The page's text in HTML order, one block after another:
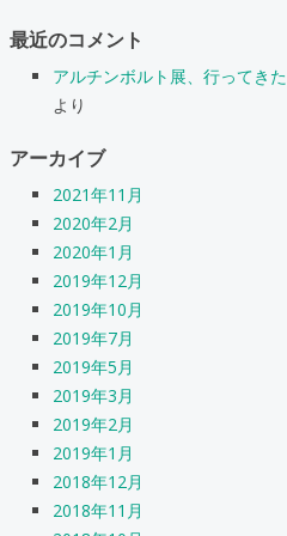
最近のコメント
アルチンボルト展、行ってきた
より
アーカイブ
2021年11月
2020年2月
2020年1月
2019年12月
2019年10月
2019年7月
2019年5月
2019年3月
2019年2月
2019年1月
2018年12月
2018年11月